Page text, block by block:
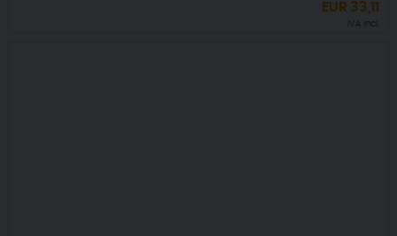
EUR 33,11
IVA incl.